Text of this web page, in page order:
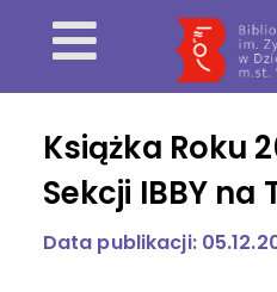
Książka Roku
Sekcji IBBY na
Data publikacji: